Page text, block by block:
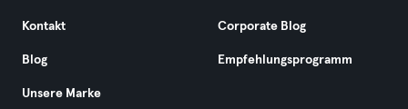
Kontakt
Blog
Unsere Marke
Corporate Blog
Empfehlungsprogramm